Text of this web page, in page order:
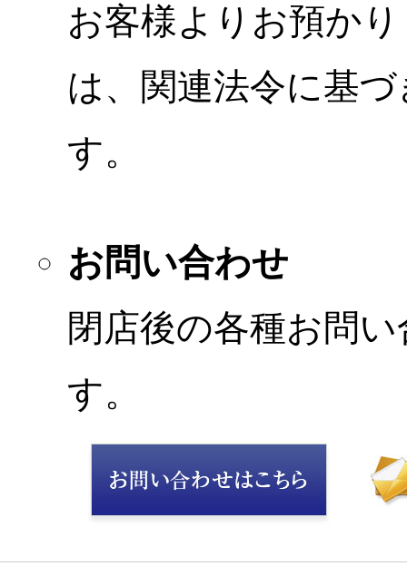
お客様よりお預か
は、関連法令に基
す。
お問い合わせ
閉店後の各種お問
す。